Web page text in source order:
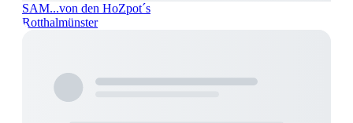
SAM...von den HoZpot´s
Rotthalmünster